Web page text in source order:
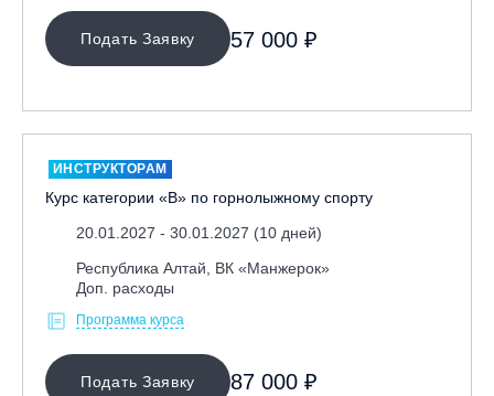
Ярославль, СП «Изгиб»
ОЧИСТИТЬ ФИЛЬТР
Подать Заявку 57 000 ₽
ИНСТРУКТОРАМ
Курс категории «В» по горнолыжному спорту
20.01.2027 - 30.01.2027 (10 дней)
Республика Алтай, ВК «Манжерок»
Доп. расходы
Программа курса
Подать Заявку 87 000 ₽